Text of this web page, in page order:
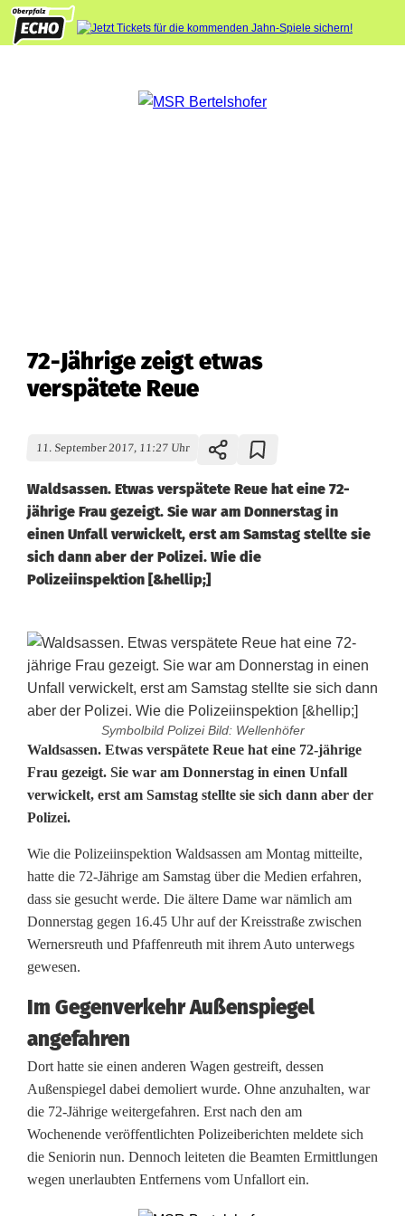
72-Jährige zeigt etwas
verspätete Reue
11. September 2017, 11:27 Uhr
Waldsassen. Etwas verspätete Reue hat eine 72-
jährige Frau gezeigt. Sie war am Donnerstag in
einen Unfall verwickelt, erst am Samstag stellte sie
sich dann aber der Polizei. Wie die
Polizeiinspektion [&hellip;]
Symbolbild Polizei Bild: Wellenhöfer
7
2
-
J
ä
h
r
i
g
e
z
e
i
Waldsassen. Etwas verspätete Reue hat eine 72-jährige
Frau gezeigt. Sie war am Donnerstag in einen Unfall
verwickelt, erst am Samstag stellte sie sich dann aber der
Polizei.
Wie die Polizeiinspektion Waldsassen am Montag mitteilte,
hatte die 72-Jährige am Samstag über die Medien erfahren,
dass sie gesucht werde. Die ältere Dame war nämlich am
Donnerstag gegen 16.45 Uhr auf der Kreisstraße zwischen
Wernersreuth und Pfaffenreuth mit ihrem Auto unterwegs
gewesen.
Im Gegenverkehr Außenspiegel
angefahren
Dort hatte sie einen anderen Wagen gestreift, dessen
Außenspiegel dabei demoliert wurde. Ohne anzuhalten, war
die 72-Jährige weitergefahren. Erst nach den am
Wochenende veröffentlichten Polizeiberichten meldete sich
die Seniorin nun. Dennoch leiteten die Beamten Ermittlungen
wegen unerlaubten Entfernens vom Unfallort ein.